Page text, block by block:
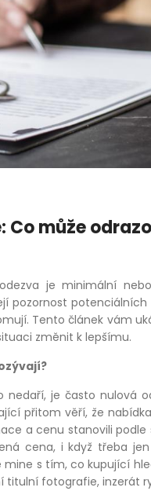
Co může
je minimální
pozornost
Tento článek vám
změnit k lepšímu.
je často nulová
přitom věří, že
a cenu stanovili
cena, i když třeba
mine s tím, co kupující
titulní fotografie, inzerát